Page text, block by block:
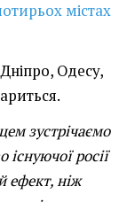
містах
Одесу,
зустрічаємо
росії
ефект, ніж